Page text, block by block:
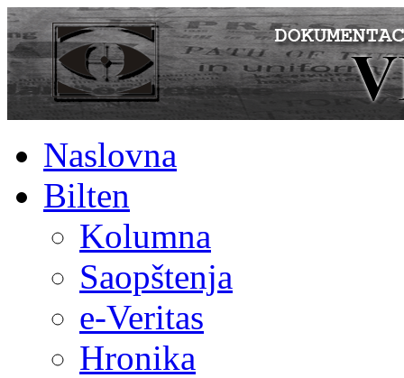
Naslovna
Bilten
Kolumna
Saopštenja
e-Veritas
Hronika